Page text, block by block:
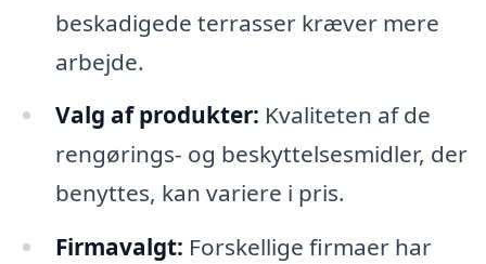
beskadigede terrasser kræver mere
arbejde.
Valg af produkter: Kvaliteten af de
rengørings- og beskyttelsesmidler, der
benyttes, kan variere i pris.
Firmavalgt: Forskellige firmaer har